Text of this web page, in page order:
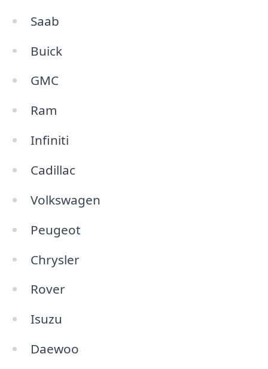
Saab
Buick
GMC
Ram
Infiniti
Cadillac
Volkswagen
Peugeot
Chrysler
Rover
Isuzu
Daewoo